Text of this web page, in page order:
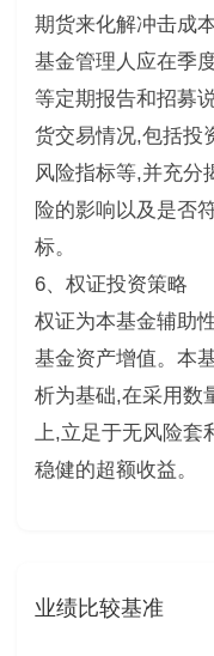
期货来化解冲击成
基金管理人应在季
等定期报告和招募
货交易情况,包括投
风险指标等,并充分
险的影响以及是否
标。
6、权证投资策略
权证为本基金辅助
基金资产增值。本
析为基础,在采用数
上,立足于无风险
稳健的超额收益。
业绩比较基准